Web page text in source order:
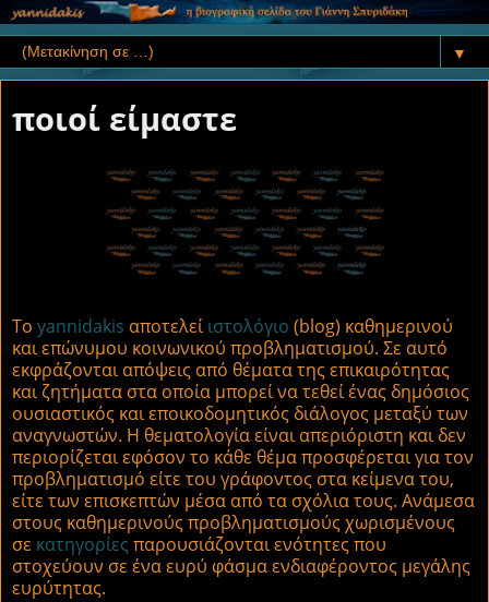
▼
ποιοί είμαστε
Το yannidakis αποτελεί ιστολόγιο (blog) καθημερινού
και επώνυμου κοινωνικού προβληματισμού. Σε αυτό
εκφράζονται απόψεις από θέματα της επικαιρότητας
και ζητήματα στα οποία μπορεί να τεθεί ένας δημόσιος
ουσιαστικός και εποικοδομητικός διάλογος μεταξύ των
αναγνωστών. Η θεματολογία είναι απεριόριστη και δεν
περιορίζεται εφόσον το κάθε θέμα προσφέρεται για τον
προβληματισμό είτε του γράφοντος στα κείμενα του,
είτε των επισκεπτών μέσα από τα σχόλια τους. Ανάμεσα
στους καθημερινούς προβληματισμούς χωρισμένους
σε κατηγορίες παρουσιάζονται ενότητες που
στοχεύουν σε ένα ευρύ φάσμα ενδιαφέροντος μεγάλης
ευρύτητας.